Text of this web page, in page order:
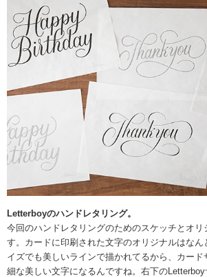
Letterboyのハンドレタリング。
今回のハンドレタリングのためのスケッチとオ
す。カードに印刷された文字のオリジナルはなん
イズでも美しいラインで描かれてるから、カード
細な美しい文字になるんですね。右下の